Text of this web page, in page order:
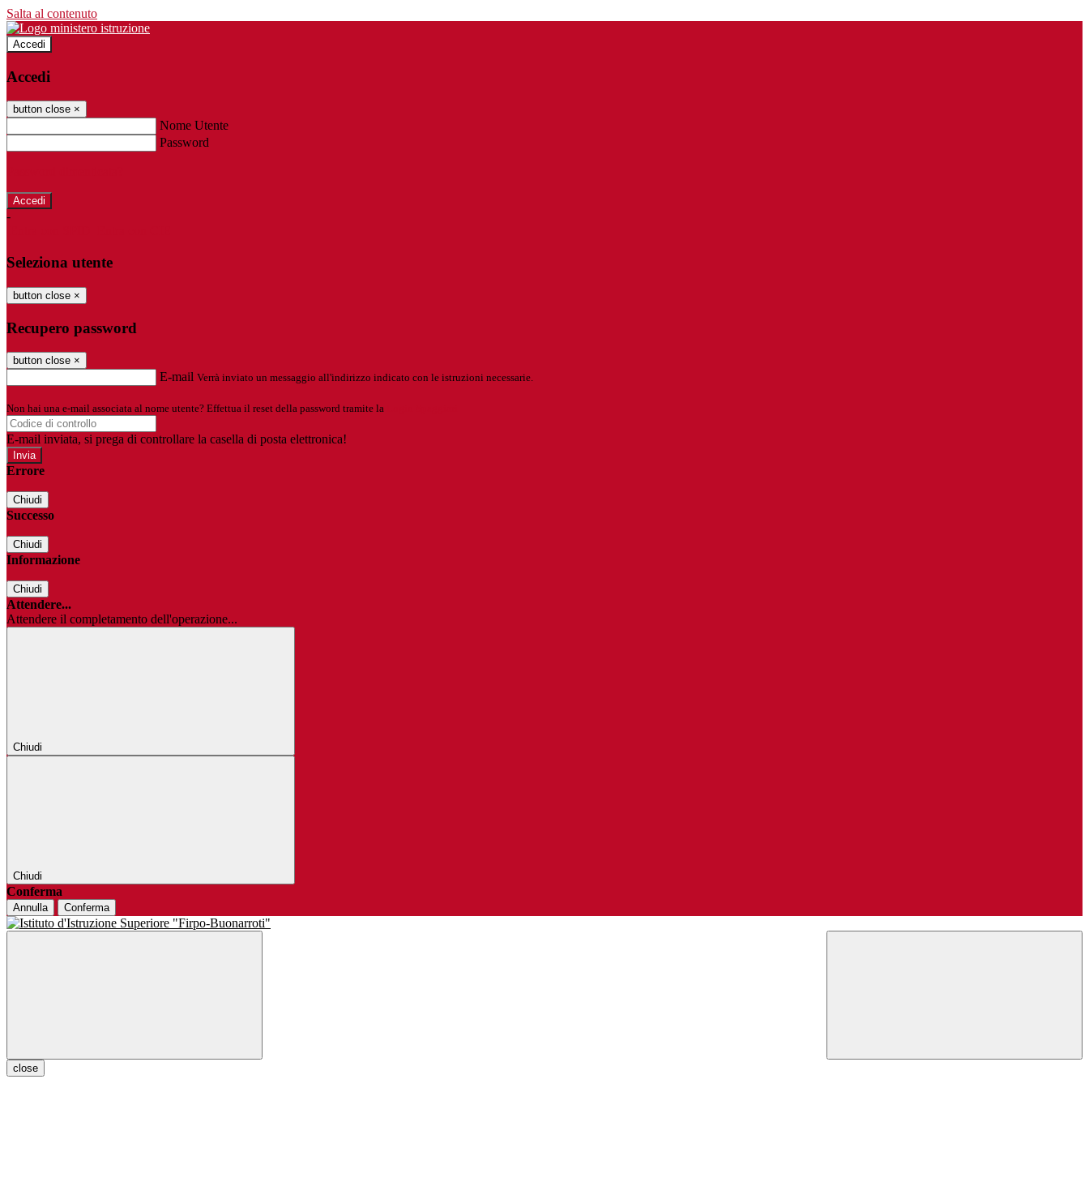
Salta al contenuto
Accedi
Accedi
button close ×
Nome Utente
Password
-
Seleziona utente
button close ×
Recupero password
button close ×
E-mail Verrà inviato un messaggio all'indirizzo indicato con le istruzioni necessarie.
Non hai una e-mail associata al nome utente? Effettua il reset della password tramite la
E-mail inviata, si prega di controllare la casella di posta elettronica!
Errore
Chiudi
Successo
Chiudi
Informazione
Chiudi
Attendere...
Attendere il completamento dell'operazione...
Chiudi
Chiudi
Conferma
Annulla Conferma
close